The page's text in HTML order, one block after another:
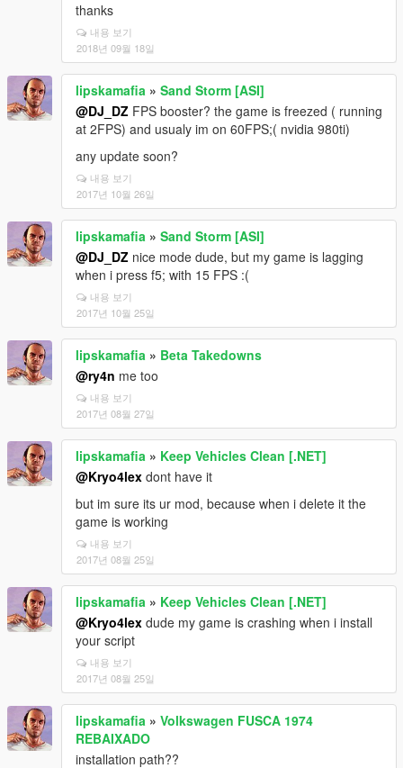
thanks
내용 보기
2018년 09월 18일
lipskamafia » Sand Storm [ASI]
@DJ_DZ FPS booster? the game is freezed ( running
at 2FPS) and usualy im on 60FPS;( nvidia 980ti)
any update soon?
내용 보기
2017년 10월 26일
lipskamafia » Sand Storm [ASI]
@DJ_DZ nice mode dude, but my game is lagging
when i press f5; with 15 FPS :(
내용 보기
2017년 10월 25일
lipskamafia » Beta Takedowns
@ry4n me too
내용 보기
2017년 08월 27일
lipskamafia » Keep Vehicles Clean [.NET]
@Kryo4lex dont have it
but im sure its ur mod, because when i delete it the
game is working
내용 보기
2017년 08월 25일
lipskamafia » Keep Vehicles Clean [.NET]
@Kryo4lex dude my game is crashing when i install
your script
내용 보기
2017년 08월 25일
lipskamafia » Volkswagen FUSCA 1974
REBAIXADO
installation path??